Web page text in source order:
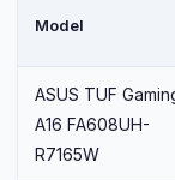
Model
ASUS TUF
A16 FA608UH-
R7165W